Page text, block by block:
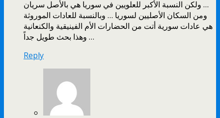
… ولكن النسبة الأكبر للعلويين في سوريا هي بالأصل سريان
ومن السكان الأصليين لسوريا … وبالنسبة للعادات الموروثة
هي عادات سورية أتت من الحضارات الأم الفينيقية والكنعانية
وهذا بحث طويل جداً …
Reply